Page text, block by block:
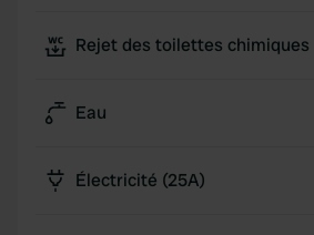
Rejet des toilettes chimiques
Eau
Électricité (25A)